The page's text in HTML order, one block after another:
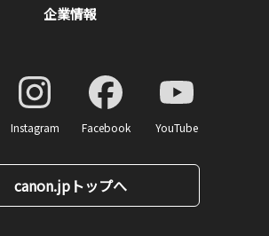
企業情報
Instagram Facebook YouTube
canon.jpトップへ